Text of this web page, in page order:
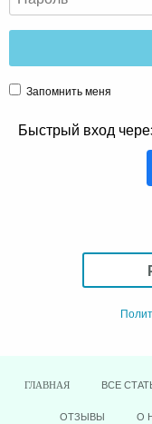
Запомнить меня
Быстрый вход
ГЛАВНАЯ ВСЕ
ОТЗЫВЫ О